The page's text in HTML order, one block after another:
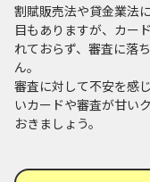
割賦販売法や貸金業法
目もありますが、カー
れておらず、審査に落
ん。
審査に対して不安を感
いカードや審査が甘い
おきましょう。